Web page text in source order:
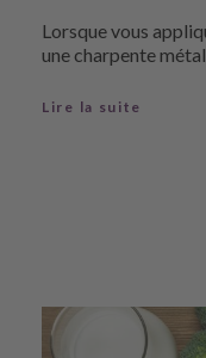
Lorsque vous
une charpente
Lire la suite